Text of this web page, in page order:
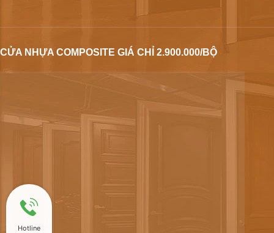
CỬA NHỰA COMPOSITE GIÁ CHỈ 2.900.000/BỘ
Hotline